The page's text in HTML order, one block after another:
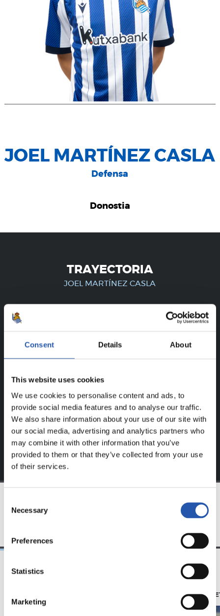
Consent Details About
This website uses cookies
We use cookies to personalise content and ads, to
provide social media features and to analyse our traffic.
We also share information about your use of our site with
our social media, advertising and analytics partners who
may combine it with other information that you’ve
provided to them or that they’ve collected from your use
of their services.
Selection
Necessary
Preferences
Statistics
Marketing
JOEL MARTÍNEZ CASLA
Defensa
Donostia
TRAYECTORIA
JOEL MARTÍNEZ CASLA
REGISTRADOS!
nuestra web.
Regístrate haciendo clic en el
y disfruta de
contenido exclusivo para ti.
苏维塔（